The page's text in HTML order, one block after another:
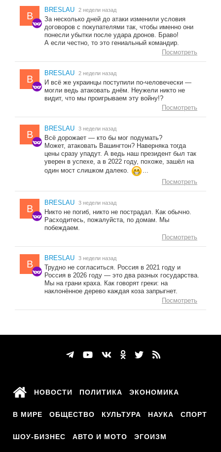
B
BRESLAU 2 недели назад
За несколько дней до атаки изменили условия
договоров с покупателями так, чтобы именно они
понесли убытки после удара дронов. Браво!
А если честно, то это гениальный командир.
Посмотреть
B
BRESLAU 2 недели назад
И всё же украинцы поступили по-человечески —
могли ведь атаковать днём. Неужели никто не
видит, что мы проигрываем эту войну!?
Посмотреть
B
BRESLAU 3 недели назад
Всё дорожает — кто бы мог подумать?
Может, атаковать Вашингтон? Наверняка тогда
цены сразу упадут. А ведь наш президент был так
уверен в успехе, а в 2022 году, похоже, зашёл на
один мост слишком далеко.
...
Посмотреть
B
BRESLAU 3 недели назад
Никто не погиб, никто не пострадал. Как обычно.
Расходитесь, пожалуйста, по домам. Мы
побеждаем.
Посмотреть
B
BRESLAU 3 недели назад
Трудно не согласиться. Россия в 2021 году и
Россия в 2026 году — это два разных государства.
Мы на грани краха. Как говорят греки: на
наклонённое дерево каждая коза запрыгнет.
Посмотреть
НОВОСТИ ПОЛИТИКА ЭКОНОМИКА
В МИРЕ ОБЩЕСТВО КУЛЬТУРА НАУКА СПОРТ
ШОУ-БИЗНЕС АВТО И МОТО ЭГОИЗМ